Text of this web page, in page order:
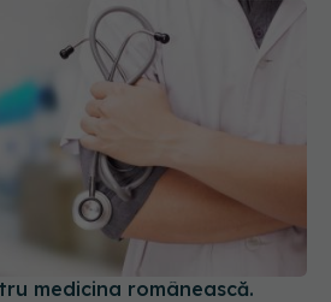
medicina românească.
internațională de oncologie
europene